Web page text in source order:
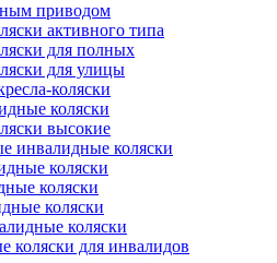
приводом
активного типа
для полных
для улицы
коляски
коляски
высокие
инвалидные коляски
коляски
коляски
коляски
коляски
коляски для инвалидов